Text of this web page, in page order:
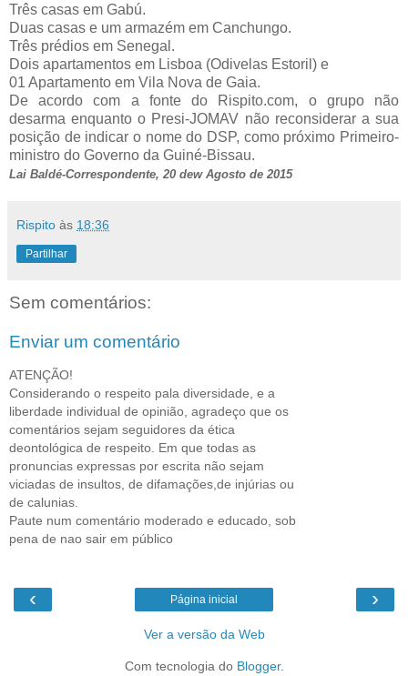
Três casas em Gabú.
Duas casas e um armazém em Canchungo.
Três prédios em Senegal.
Dois apartamentos em Lisboa (Odivelas Estoril) e
01 Apartamento em Vila Nova de Gaia.
De acordo com a fonte do Rispito.com, o grupo não
desarma enquanto o Presi-JOMAV não reconsiderar a sua
posição de indicar o nome do DSP, como próximo Primeiro-
ministro do Governo da Guiné-Bissau.
Lai Baldé-Correspondente, 20 dew Agosto de 2015
Rispito às 18:36
Partilhar
Sem comentários:
Enviar um comentário
ATENÇÃO!
Considerando o respeito pala diversidade, e a
liberdade individual de opinião, agradeço que os
comentários sejam seguidores da ética
deontológica de respeito. Em que todas as
pronuncias expressas por escrita não sejam
viciadas de insultos, de difamações,de injúrias ou
de calunias.
Paute num comentário moderado e educado, sob
pena de nao sair em público
‹ ›
Página inicial
Ver a versão da Web
Com tecnologia do Blogger.